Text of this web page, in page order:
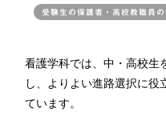
受験生の保護者・高校教職員の
看護学科では、中・高校生
し、よりよい進路選択に役
ています。